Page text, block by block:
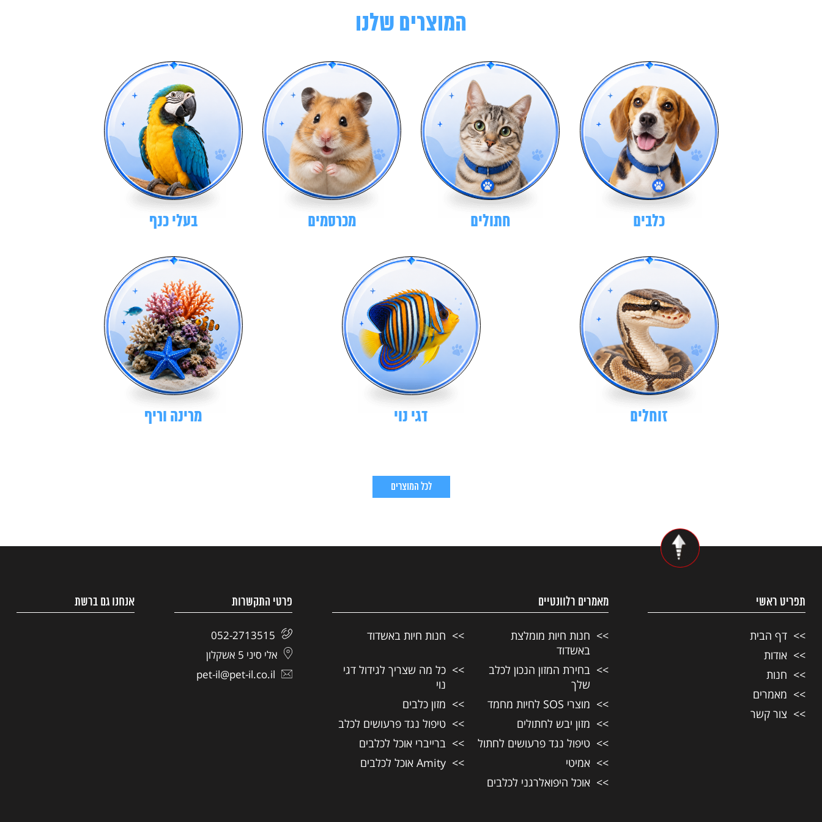
המוצרים שלנו
כלבים חתולים מכרסמים בעלי כנף
זוחלים דגי נוי מרינה וריף
לכל המוצרים
תפריט ראשי
דף הבית
אודות
חנות
מאמרים
צור קשר
מאמרים רלוונטיים
חנות חיות מומלצת
באשדוד
חנות חיות באשדוד
בחירת המזון הנכון לכלב
שלך
כל מה שצריך לגידול דגי
נוי
מוצרי SOS לחיות מחמד
מזון כלבים
מזון יבש לחתולים
טיפול נגד פרעושים לכלב
טיפול נגד פרעושים לחתול
ברייברי אוכל לכלבים
אמיטי
Amity אוכל לכלבים
אוכל היפואלרגני לכלבים
פרטי התקשרות
052-2713515
אלי סיני 5 אשקלון
pet-il@pet-il.co.il
אנחנו גם ברשת